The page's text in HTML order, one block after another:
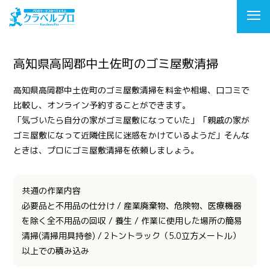
高知県高岡郡中土佐町のゴミ屋敷清掃
高知県高岡郡中土佐町のゴミ屋敷清掃を料金や相場、口コミで
比較し、オンライン予約することができます。
「気づいたら自分の家がゴミ屋敷になっていた」「親戚の家が
ゴミ屋敷になって近隣住民に迷惑をかけているようだ」そんな
ときは、プロにゴミ屋敷清掃を依頼しましょう。
共通の作業内容
必要品と不用品の仕分け / 産業廃棄物、危険物、医療機器
を除く全不用品の回収 / 養生 / 作業に使用した場所の簡易
清掃(清掃用具持参) / 2トントラック（5.0立方メートル）
以上での積み込み